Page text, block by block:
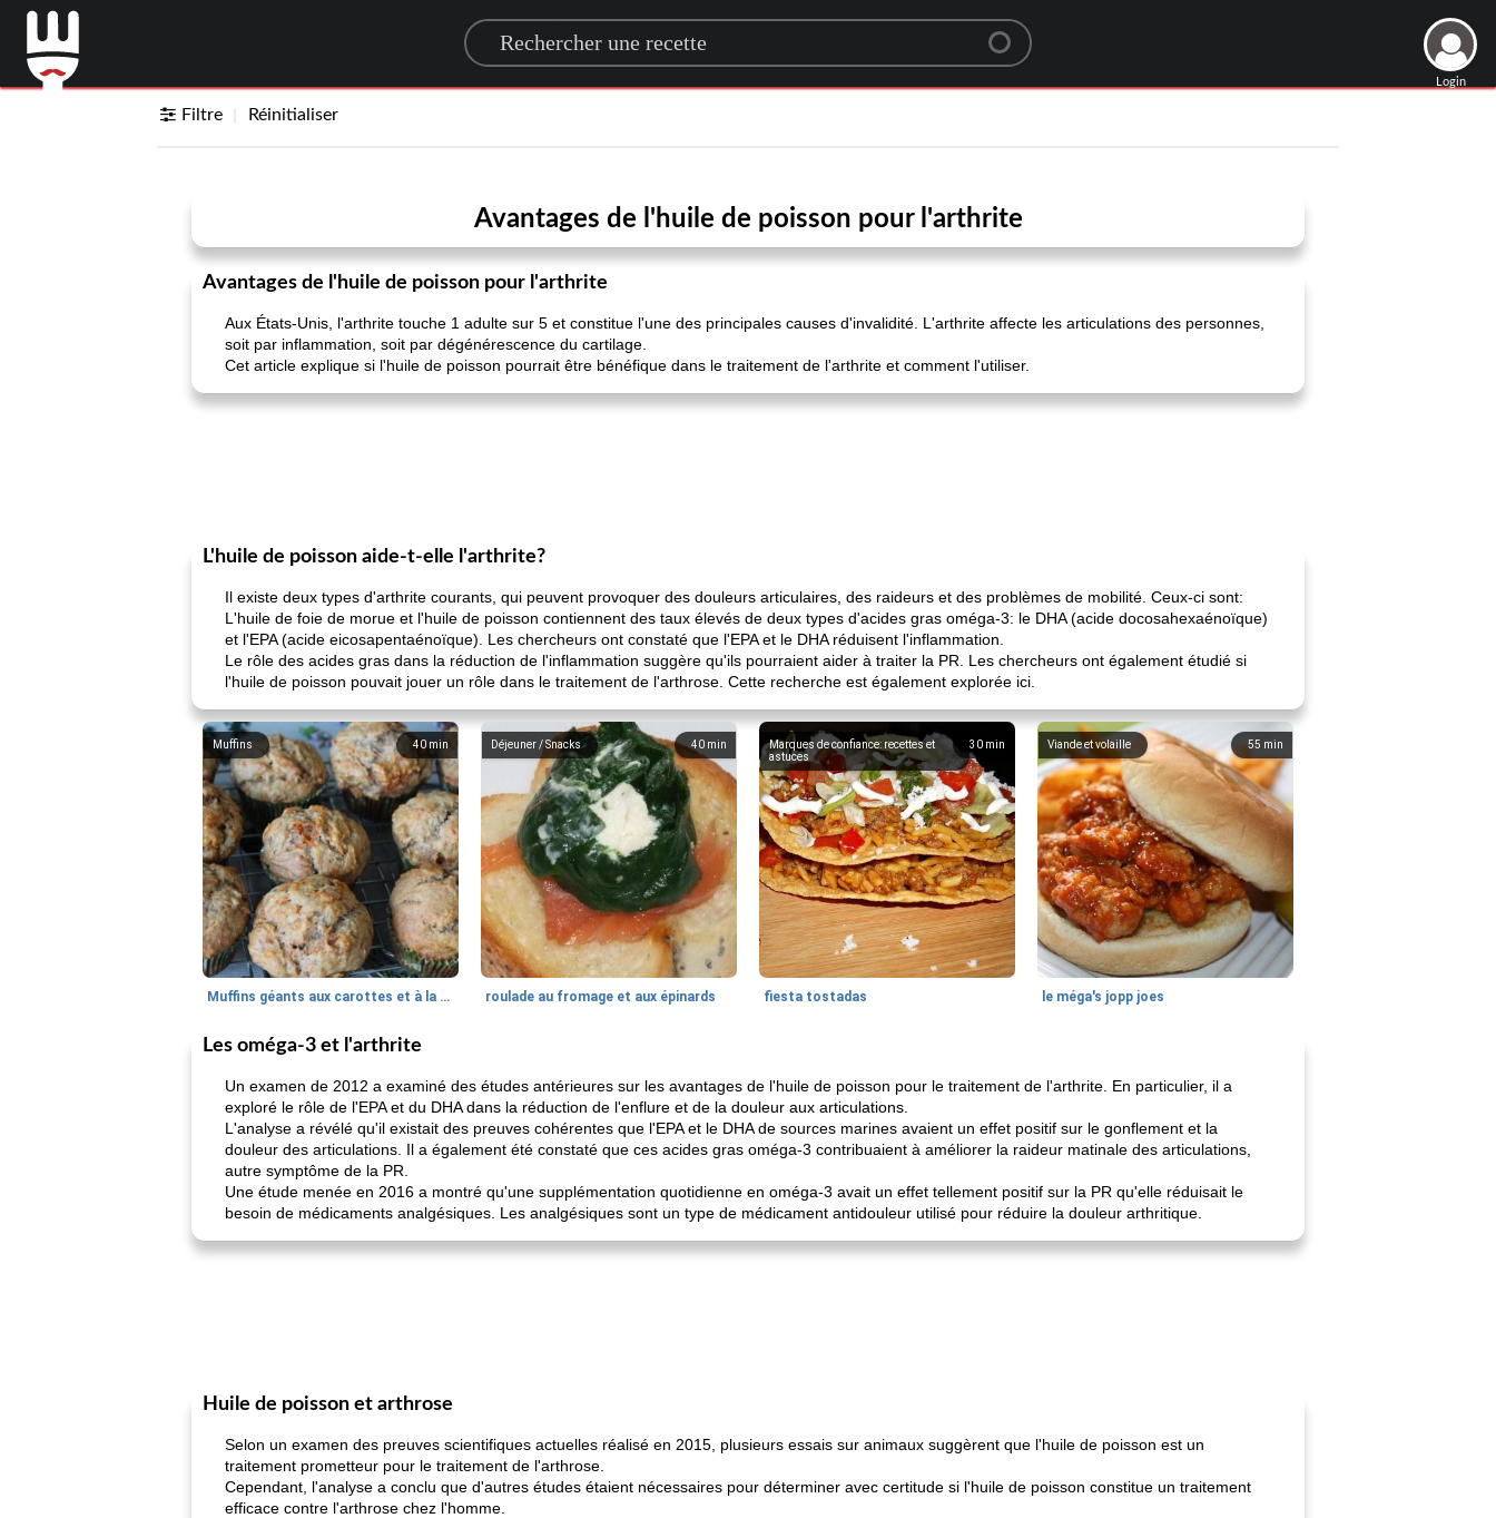
Search for a recipe
Login
Filtre Réinitialiser
Avantages de l'huile de poisson pour l'arthrite
Avantages de l'huile de poisson pour l'arthrite
Aux États-Unis, l'arthrite touche 1 adulte sur 5 et constitue l'une des principales causes d'invalidité. L'arthrite affecte les articulations des personnes,
soit par inflammation, soit par dégénérescence du cartilage.
Cet article explique si l'huile de poisson pourrait être bénéfique dans le traitement de l'arthrite et comment l'utiliser.
L'huile de poisson aide-t-elle l'arthrite?
Il existe deux types d'arthrite courants, qui peuvent provoquer des douleurs articulaires, des raideurs et des problèmes de mobilité. Ceux-ci sont:
L'huile de foie de morue et l'huile de poisson contiennent des taux élevés de deux types d'acides gras oméga-3: le DHA (acide docosahexaénoïque)
et l'EPA (acide eicosapentaénoïque). Les chercheurs ont constaté que l'EPA et le DHA réduisent l'inflammation.
Le rôle des acides gras dans la réduction de l'inflammation suggère qu'ils pourraient aider à traiter la PR. Les chercheurs ont également étudié si
l'huile de poisson pouvait jouer un rôle dans le traitement de l'arthrose. Cette recherche est également explorée ici.
40 min
Muffins
Muffins géants aux carottes et à la banane de Nif
40 min
Déjeuner / Snacks
roulade au fromage et aux épinards
30 min
Marques de confiance: recettes et
astuces
fiesta tostadas
55 min
Viande et volaille
le méga's jopp joes
Les oméga-3 et l'arthrite
Un examen de 2012 a examiné des études antérieures sur les avantages de l'huile de poisson pour le traitement de l'arthrite. En particulier, il a
exploré le rôle de l'EPA et du DHA dans la réduction de l'enflure et de la douleur aux articulations.
L'analyse a révélé qu'il existait des preuves cohérentes que l'EPA et le DHA de sources marines avaient un effet positif sur le gonflement et la
douleur des articulations. Il a également été constaté que ces acides gras oméga-3 contribuaient à améliorer la raideur matinale des articulations,
autre symptôme de la PR.
Une étude menée en 2016 a montré qu'une supplémentation quotidienne en oméga-3 avait un effet tellement positif sur la PR qu'elle réduisait le
besoin de médicaments analgésiques. Les analgésiques sont un type de médicament antidouleur utilisé pour réduire la douleur arthritique.
Huile de poisson et arthrose
Selon un examen des preuves scientifiques actuelles réalisé en 2015, plusieurs essais sur animaux suggèrent que l'huile de poisson est un
traitement prometteur pour le traitement de l'arthrose.
Cependant, l'analyse a conclu que d'autres études étaient nécessaires pour déterminer avec certitude si l'huile de poisson constitue un traitement
efficace contre l'arthrose chez l'homme.